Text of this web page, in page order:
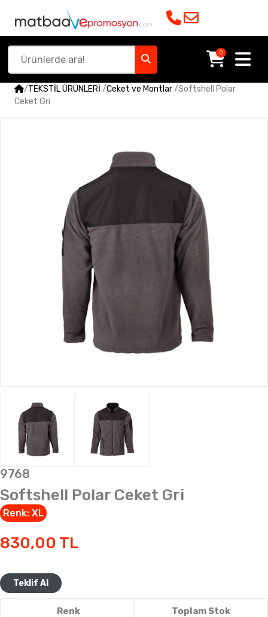
0
/TEKSTİL ÜRÜNLERİ /Ceket ve Montlar/Softshell Polar
Ceket Gri
9768
Softshell Polar Ceket Gri
Renk: XL
830,00 TL
Teklif Al
Renk Toplam Stok